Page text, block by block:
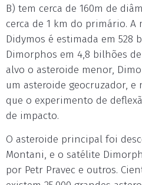
B) tem cerca de 160m de
cerca de 1 km do primário. A
Didymos é estimada em 528
Dimorphos em 4,8 bilhões de
alvo o asteroide menor,
um asteroide geocruzador,
que o experimento de
de impacto.
O asteroide principal foi
Montani, e o satélite
por Petr Pravec e outros.